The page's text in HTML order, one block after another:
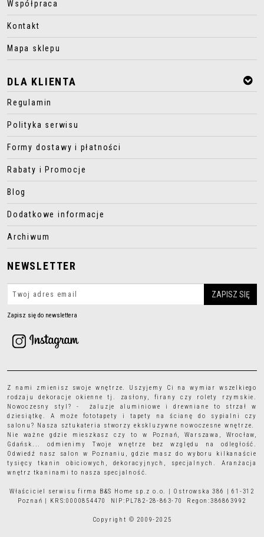
Współpraca
Kontakt
Mapa sklepu
DLA KLIENTA
Regulamin
Polityka serwisu
Formy dostawy i płatności
Rabaty i Promocje
Blog
Dodatkowe informacje
Archiwum
NEWSLETTER
Zapisz się do newslettera
Z nami zmienisz swoje wnętrze. Uszyjemy Ci na wymiar wszelkiego
rodzajudekoracje okienne tj. zasłony, firany czy rolety rzymskie.
Nowoczesny styl? - żaluzje aluminiowe i drewniane to strzał w
dziesiątkę. A może fototapety i tapety
na ścianę do sypialni czy
salonu? Nasza sztukateria stworzy ekskluzywne nowoczesne wnętrze.
Nie ważne gdzie mieszkasz czy to w Poznań, Warszawa, Wrocław,
Gdańsk... odmienimy Twoje wnętrze bez względu na odległość.
Odwiedź nasz salon w Poznaniu, gdzie masz do wyboru kilkanaście
tysięcytkanin obiciowych , dekoracyjnych, specjalnych. Aranżacja
wnętrz tkaninami to nasza specjalność.
Właściciel serwisu firma B&S Home sp.z o.o. | Ostrowska 386 | 61-312
Poznań | KRS:0000854470 NIP:PL782-28-863-70 Regon:386863992
Copyright © 2009-2025